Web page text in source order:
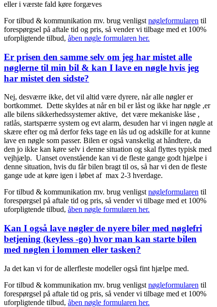
eller i værste fald køre forgæves
For tilbud & kommunikation mv. brug venligst nøgleformularen til
forespørgsel på aftale tid og pris, så vender vi tilbage med et 100%
uforpligtende tilbud, åben nøgle formularen her.
Er prisen den samme selv om jeg har mistet alle
nøglerne til min bil & kan I lave en nøgle hvis jeg
har mistet den sidste?
Nej, desværre ikke, det vil altid være dyrere, når alle nøgler er
bortkommet. Dette skyldes at når en bil er låst og ikke har nøgle ,er
alle bilens sikkerhedssystemer aktive, det være mekaniske låse ,
ratlås, startspærre system og evt alarm, desuden har vi ingen nøgle at
skære efter og må derfor feks tage en lås ud og adskille for at kunne
lave en nøgle som passer. Bilen er også vanskelig at håndtere, da
den jo ikke kan køre selv i denne situation og skal flyttes typisk med
vejhjælp. Uanset ovenstående kan vi de fleste gange godt hjælpe i
denne situation, hvis du får bilen bragt til os, så har vi den de fleste
gange ude at køre igen i løbet af max 2-3 hverdage.
For tilbud & kommunikation mv. brug venligst nøgleformularen til
forespørgsel på aftale tid og pris, så vender vi tilbage med et 100%
uforpligtende tilbud, åben nøgle formularen her.
Kan I også lave nøgler de nyere biler med nøglefri
betjening (keyless -go) hvor man kan starte bilen
med nøglen i lommen eller tasken?
Ja det kan vi for de allerfleste modeller også fint hjælpe med.
For tilbud & kommunikation mv. brug venligst nøgleformularen til
forespørgsel på aftale tid og pris, så vender vi tilbage med et 100%
uforpligtende tilbud, åben nøgle formularen her.